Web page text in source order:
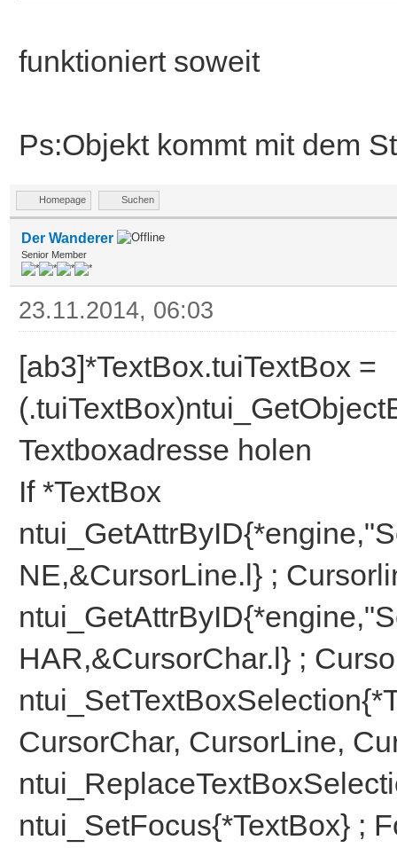
einfuegen
setzen
Else
message{"Konnte
ermitteln"}
EndIf
funktioniert soweit
Ps:Objekt kommt mit dem
Homepage Suchen
Der Wanderer
Senior Member
23.11.2014, 06:03
[ab3]*TextBox.tuiTextBox =
Textboxadresse holen
If *TextBox
NE,&CursorLine.l} ;
HAR,&CursorChar.l} ;
CursorChar, CursorLine,
ntui_SetFocus{*TextBox} ;